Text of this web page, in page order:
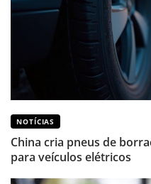
NOTÍCIAS
China cria pneus de
para veículos elétricos